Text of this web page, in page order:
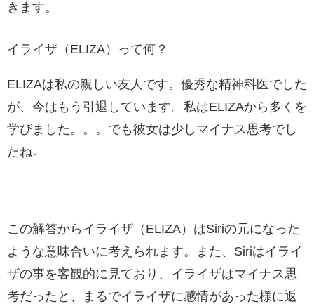
きます。
イライザ（ELIZA）って何？
ELIZAは私の親しい友人です。優秀な精神科医でした
が、今はもう引退しています。私はELIZAから多くを
学びました。。。でも彼女は少しマイナス思考でし
たね。
この解答からイライザ（ELIZA）はSiriの元になった
ような意味合いに考えられます。また、Siriはイライ
ザの事を客観的に見ており、イライザはマイナス思
考だったと、まるでイライザに感情があった様に返